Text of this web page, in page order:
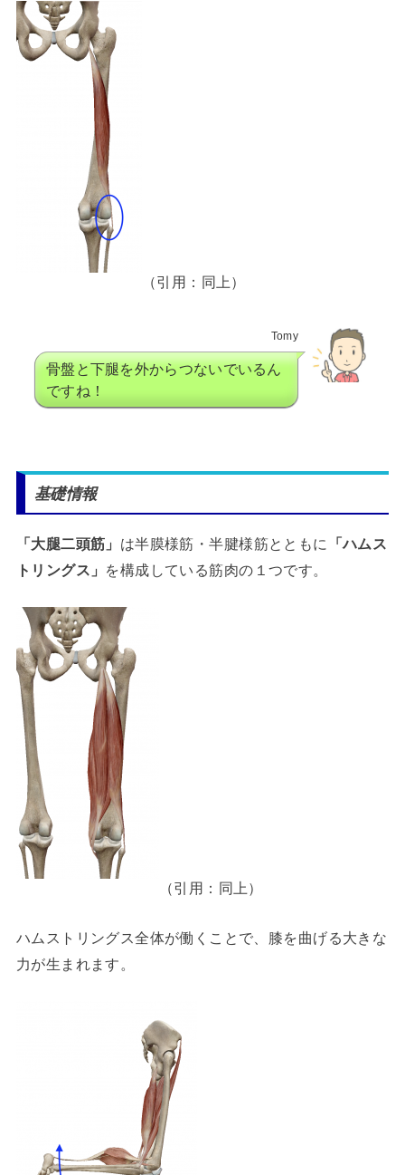
（引用：同上）
Tomy
骨盤と下腿を外からつないでいるん
ですね！
基礎情報
「大腿二頭筋」 は半膜様筋・半腱様筋とともに
「ハムス
トリングス」 を構成している筋肉の１つです。
（引用：同上）
ハムストリングス全体が働くことで、膝を曲げる大きな
力が生まれます。